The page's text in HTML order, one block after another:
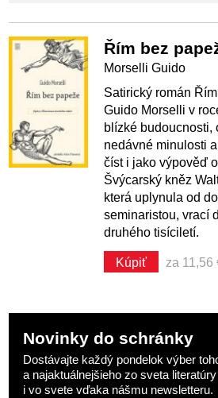
Řím bez
Morselli Guido
Satirický román
Guido Morselli v
blízké budoucnosti,
nedávné minulosti
číst i jako výpověď
Švýcarský kněz
která uplynula od
seminaristou, vrací
druhého tisíciletí.
Kúpiť za 11,56
Novinky do schránky
Dostávajte každý pondelok výber
a najaktuálnejšieho zo sveta
i vo svete vďaka nášmu newsletteru.